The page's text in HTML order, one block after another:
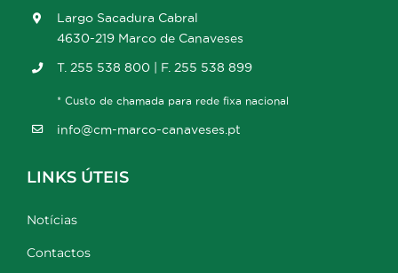
Largo Sacadura Cabral
4630-219 Marco de Canaveses
T. 255 538 800 | F. 255 538 899
* Custo de chamada para rede fixa nacional
info@cm-marco-canaveses.pt
LINKS ÚTEIS
Notícias
Contactos